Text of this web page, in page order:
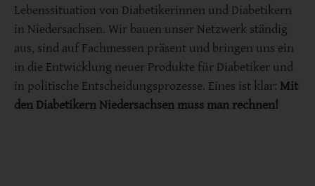
Lebenssituation von Diabetikerinnen und Diabetikern
in Niedersachsen. Wir bauen unser Netzwerk ständig
aus, sind auf Fachmessen präsent und bringen uns ein
in die Entwicklung neuer Produkte für Diabetiker und
in politische Entscheidungsprozesse. Eines ist klar: Mit
den Diabetikern Niedersachsen muss man rechnen!